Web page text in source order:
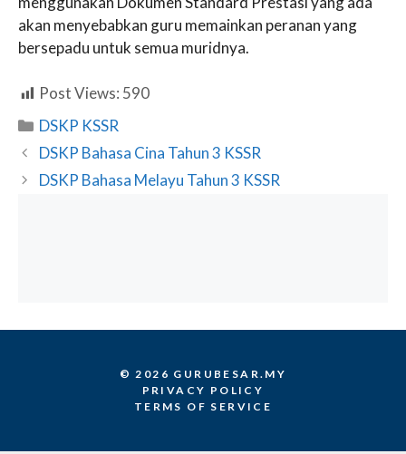
akan menyebabkan guru memainkan peranan yang
bersepadu untuk semua muridnya.
Post Views: 590
Categories
DSKP KSSR
DSKP Bahasa Cina Tahun 3 KSSR
DSKP Bahasa Melayu Tahun 3 KSSR
© 2026 GURUBESAR.MY
PRIVACY POLICY
TERMS OF SERVICE